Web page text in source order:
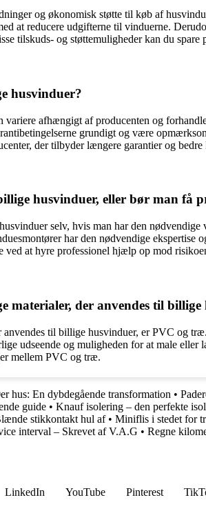
og økonomisk støtte til køb af
at reducere udgifterne til vinduerne.
tilskuds- og støttemuligheder kan du spare
husvinduer?
variere afhængigt af producenten og
grundigt og være
der tilbyder længere garantier og bedre
husvinduer, eller bør man få
selv, hvis man har den
har den nødvendige
ved at hyre professionel hjælp op mod
materialer, der anvendes til
anvendes til billige husvinduer, er PVC og
udseende og muligheden for at male
mellem PVC og træ.
hus: En dybdegående transformation •
guide • Knauf isolering – den perfekte
stikkontakt hul af• Miniflis i stedet for
interval – Skrevet af V.A.G • Regne
LinkedIn YouTube Pinterest